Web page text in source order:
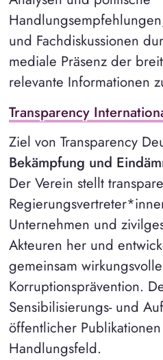
und Fachdiskussionen
mediale Präsenz der
relevante Informationen
Transparency
Ziel von Transparency
Bekämpfung und
Der Verein stellt
Unternehmen und
Akteuren her und
gemeinsam
Korruptionsprävention.
Sensibilisierungs- und
öffentlicher
Handlungsfeld.